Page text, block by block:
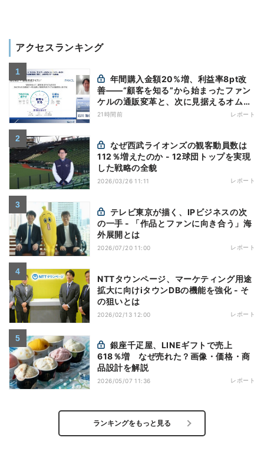
アクセスランキング
善——“顧客を知る”から始まったファン
ケルの通販変革と、次に見据えるオムニ
チャネル
21時間前 レポート
112％増えたのか - 12球団トップを実現
した戦略の全貌
2026/03/26 11:11 レポート
の一手 - 「作品とファンに向き合う」海
外展開とは
2026/07/20 11:00 レポート
NTTタウンページ、マーケティング用途
拡大に向けiタウンDBの機能を強化 - そ
の狙いとは
2026/02/13 12:00 レポート
618％増 なぜ売れた？画像・価格・商
品設計を解説
2026/05/07 11:36 レポート
ランキングをもっと見る